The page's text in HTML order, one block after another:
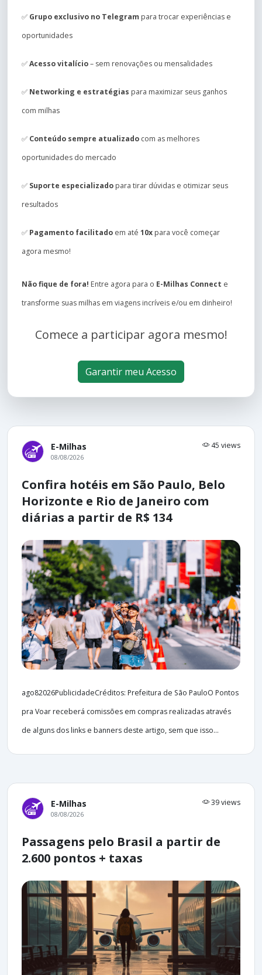
✅ Grupo exclusivo no Telegram para trocar experiências e
oportunidades
✅Acesso vitalício– sem renovações ou mensalidades
✅ Networking e estratégias para maximizar seus ganhos
com milhas
✅ Conteúdo sempre atualizado com as melhores
oportunidades do mercado
✅ Suporte especializado para tirar dúvidas e otimizar seus
resultados
✅ Pagamento facilitado em até 10x para você começar
agora mesmo!
Não fique de fora! Entre agora para o E-Milhas Connect e
transforme suas milhas em viagens incríveis e/ou em dinheiro!
Comece a participar agora mesmo!
Garantir meu Acesso
E-Milhas 45 views
08/08/2026
Confira hotéis em São Paulo, Belo
Horizonte e Rio de Janeiro com
diárias a partir de R$ 134
ago82026PublicidadeCréditos: Prefeitura de São PauloO Pontos
pra Voar receberá comissões em compras realizadas através
de alguns dos links e banners deste artigo, sem que isso...
E-Milhas 39 views
08/08/2026
Passagens pelo Brasil a partir de
2.600 pontos + taxas